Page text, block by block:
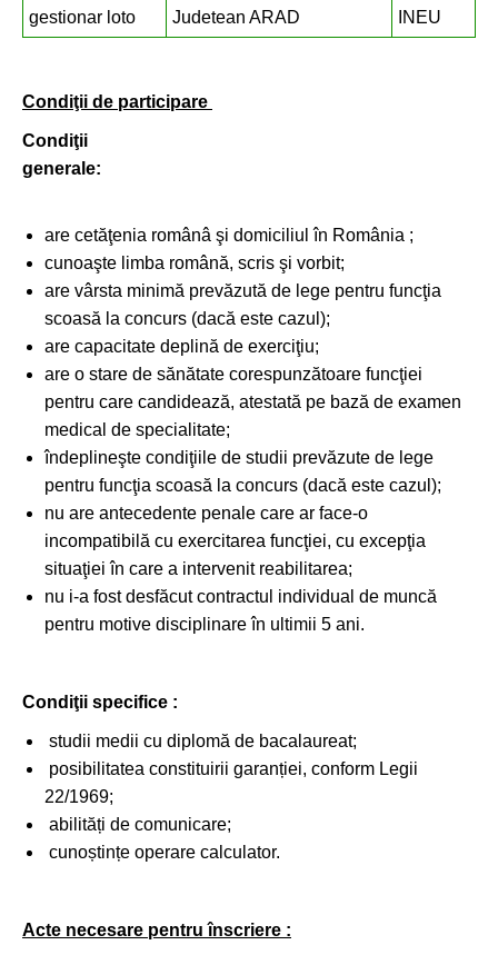
gestionar loto
Judetean ARAD
INEU
Condiţii de participare
Condiţii
generale:
are cetăţenia românâ şi domiciliul în România ;
cunoaşte limba română, scris şi vorbit;
are vârsta minimă prevăzută de lege pentru funcţia
scoasă la concurs (dacă este cazul);
are capacitate deplină de exerciţiu;
are o stare de sănătate corespunzătoare funcţiei
pentru care candidează, atestată pe bază de examen
medical de specialitate;
îndeplineşte condiţiile de studii prevăzute de lege
pentru funcţia scoasă la concurs (dacă este cazul);
nu are antecedente penale care ar face-o
incompatibilă cu exercitarea funcţiei, cu excepţia
situaţiei în care a intervenit reabilitarea;
nu i-a fost desfăcut contractul individual de muncă
pentru motive disciplinare în ultimii 5 ani.
Condiţii specifice :
studii medii cu diplomă de bacalaureat;
posibilitatea constituirii garanției, conform Legii
22/1969;
abilități de comunicare;
cunoștințe operare calculator.
Acte necesare pentru înscriere :